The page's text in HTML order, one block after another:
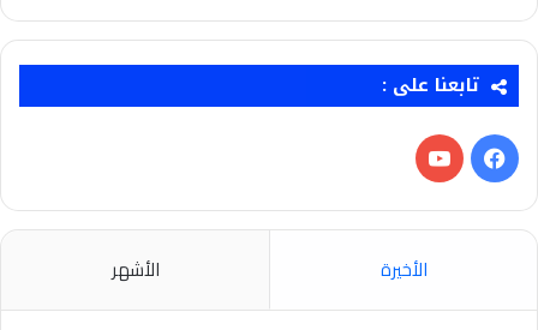
تابعنا على :
فيسبوك‫YouTube
الأخيرة الأشهر